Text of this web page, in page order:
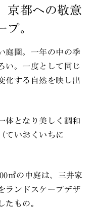
京都への敬意
プ。
庭園。一年の中の季
い。一度として同じ
化する自然を映し出
体となり美しく調和
ていおくいちに
㎡の中庭は、三井家
ランドスケープデザ
たもの。